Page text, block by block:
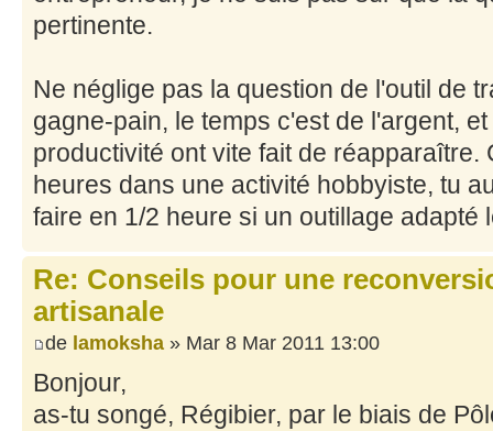
pertinente.
Ne néglige pas la question de l'outil de
gagne-pain, le temps c'est de l'argent,
productivité ont vite fait de réapparaître.
heures dans une activité hobbyiste, tu
faire en 1/2 heure si un outillage adapté
Re: Conseils pour une
artisanale
de lamoksha » Mar 8 Mar 2011 13:00
Bonjour,
as-tu songé, Régibier, par le biais de